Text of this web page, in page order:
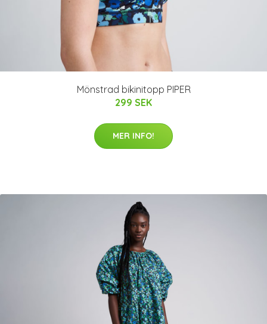
Mönstrad bikinitopp PIPER
299 SEK
MER INFO!